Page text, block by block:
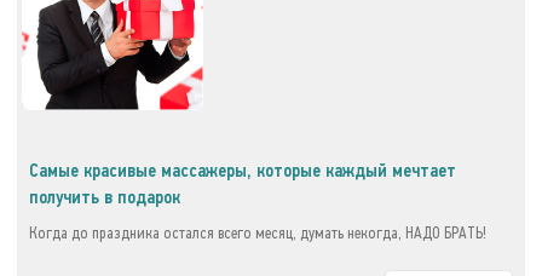
Самые красивые массажеры, которые каждый мечтает
получить в подарок
Когда до праздника остался всего месяц, думать некогда, НАДО БРАТЬ!